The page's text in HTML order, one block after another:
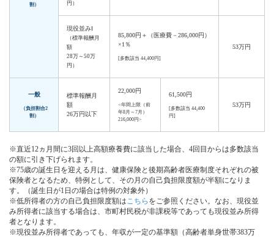
割）
円）
現役並みⅠ
（標準報酬月
額
28万～50万
円）
85,800円＋（医療費－286,000円）
×1％
[多数該当 44,400円]
53万円
一般
（負担割合2
割）
標準報酬月
額
26万円以下
22,000円
<年間上限（前
年8月～7月）
216,000円>
61,500円
[多数該当 44,400
円]
53万円
※直近12ヵ月間に3回以上高額療養費に該当した場合、4回目からは多数該当
の額に引き下げられます。
※75歳の誕生日を迎える月は、健康保険と後期高齢者医療制度それぞれの被
保険者となるため、特例として、その月の自己負担限度額が半額になりま
す。（誕生日が1日の場合は特例の対象外）
※低所得者の方の自己負担限度額は こちら をご参照ください。なお、現役並
み所得者に該当する場合は、市町村民税が非課税等であっても現役並み所得
者となります。
※現役並み所得者であっても、年収が一定の基準額（高齢者単身世帯383万